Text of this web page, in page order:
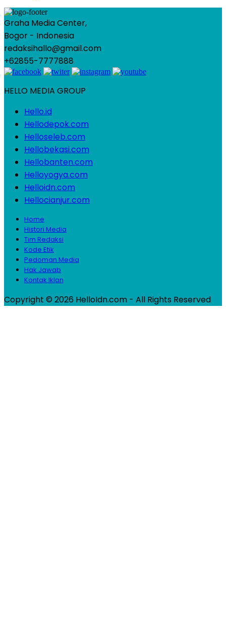
Graha Media Center,
Bogor - Indonesia
redaksihallo@gmail.com
+62855-7777888
HELLO MEDIA GROUP
Hello.id
Hellodepok.com
Helloseleb.com
Hellobekasi.com
Hellobanten.com
Helloyogya.com
Helloidn.com
Hellocianjur.com
Home
Histori Media
Tim Redaksi
Kode Etik
Pedoman Media
Hak Jawab
Kontak Iklan
Copyright © 2026 HelloIdn.com - All Rights Reserved